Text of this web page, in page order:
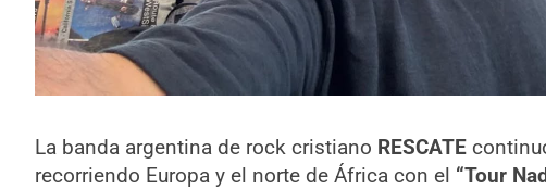
La banda argentina de rock cristiano RESCATE
recorriendo Europa y el norte de África con el “Tour